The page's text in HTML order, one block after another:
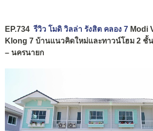
EP.734 รีวิว โมดิ วิลล่า รังสิต คลอง 7 Modi
Klong 7 บ้านแนวคิดใหม่และทาวน์โฮม 2 ชั้
– นครนายก